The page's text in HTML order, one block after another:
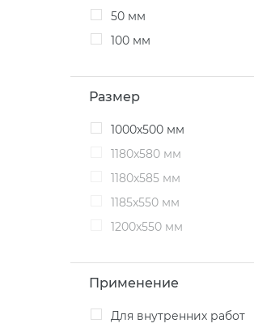
50 мм
100 мм
Размер
1000x500 мм
1180x580 мм
1180x585 мм
1185x550 мм
1200x550 мм
Применение
для внутренних работ